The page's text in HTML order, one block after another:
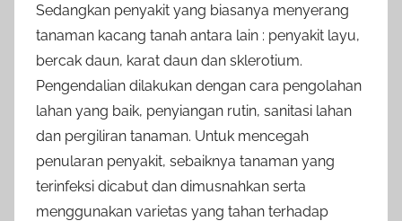
Sedangkan penyakit yang biasanya menyerang
tanaman kacang tanah antara lain : penyakit layu,
bercak daun, karat daun dan sklerotium.
Pengendalian dilakukan dengan cara pengolahan
lahan yang baik, penyiangan rutin, sanitasi lahan
dan pergiliran tanaman. Untuk mencegah
penularan penyakit, sebaiknya tanaman yang
terinfeksi dicabut dan dimusnahkan serta
menggunakan varietas yang tahan terhadap